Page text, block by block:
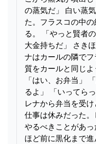
の蒸気だ」 白い蒸
た。フラスコの中
る。 「やっと賢者
大金持ちだ」 さき
ナはカールの隣で
質をカールと同じ
「はい、お弁当」
るよ」 「いってら
レナから弁当を受
仕事は休みだった
やるべきことがあ
ほど前に黒化まで